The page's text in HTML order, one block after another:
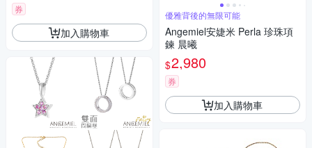
券
加入購物車
優雅背後的無限可能
Angemiel安婕米 Perla 珍珠項
鍊 晨曦
$2,980
券
加入購物車